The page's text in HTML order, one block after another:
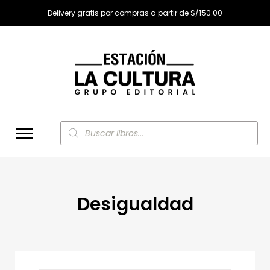
Delivery gratis por compras a partir de S/150.00
Búsqueda
de
productos
Desigualdad